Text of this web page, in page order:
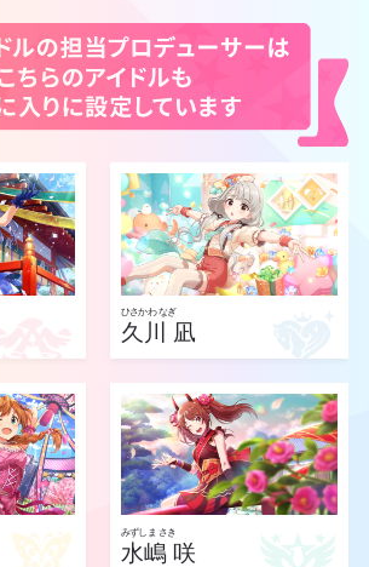
ひさかわ なぎ
久川 凪
みずしま さき
水嶋 咲